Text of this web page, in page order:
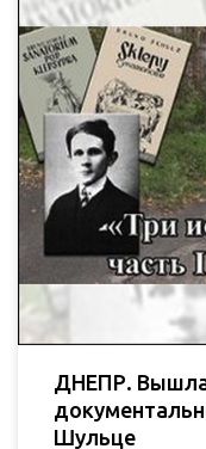
ДНЕПР. Вышла
Шульце